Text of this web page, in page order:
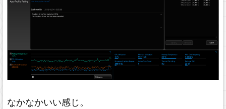
なかなかいい感じ。